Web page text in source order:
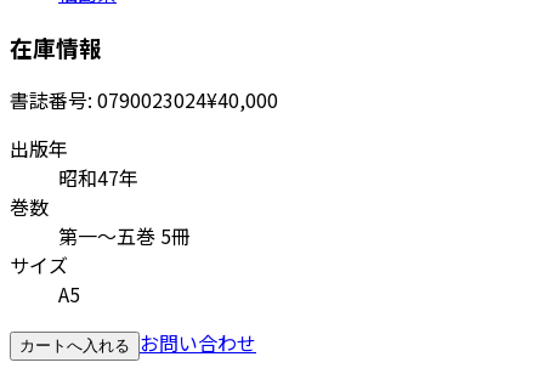
在庫情報
書誌番号: 0790023024¥40,000
出版年
昭和47年
巻数
第一〜五巻 5冊
サイズ
A5
カートへ入れる お問い合わせ